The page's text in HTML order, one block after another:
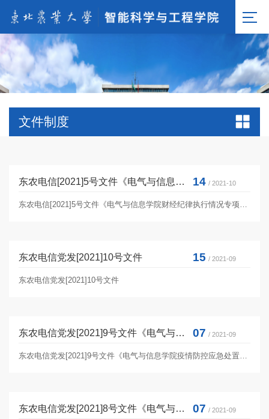
文件制度
东农电信[2021]5号文件《电气与信息学院财经纪律执行情况专项工作实施方案》 14 / 2021-10
东农电信党发[2021]10号文件 15 / 2021-09
东农电信党发[2021]10号文件
东农电信党发[2021]9号文件《电气与信息学院疫情防控应急处置预案》 07 / 2021-09
东农电信党发[2021]8号文件《电气与信息学院2021年秋季学期疫情防控工作实施方案》 07 / 2021-09